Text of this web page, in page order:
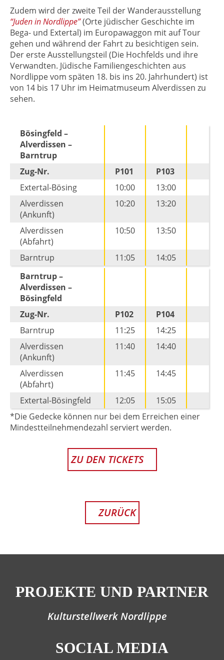
Zudem wird der zweite Teil der Wanderausstellung
“Juden in Nordlippe”(Orte jüdischer Geschichte im
Bega- und Extertal) im Europawaggon mit auf Tour
gehen und während der Fahrt zu besichtigen sein.
Der erste Ausstellungsteil (Die Hochfelds und ihre
Verwandten. Jüdische Familiengeschichten aus
Nordlippe vom späten 18. bis ins 20. Jahrhundert) ist
von 14 bis 17 Uhr im Heimatmuseum Alverdissen zu
sehen.
Bösingfeld –
Alverdissen –
Barntrup
Zug-Nr.
P101
P103
Extertal-Bösing
10:00
13:00
Alverdissen
(Ankunft)
10:20 13:20
Alverdissen
(Abfahrt)
10:50 13:50
Barntrup 11:05
14:05
Barntrup –
Alverdissen –
Bösingfeld
Zug-Nr.
P102
P104
Barntrup
11:25
14:25
Alverdissen
(Ankunft)
11:40 14:40
Alverdissen
(Abfahrt)
11:45 14:45
Extertal-Bösingfeld 12:05
15:05
*Die Gedecke können nur bei dem Erreichen einer
Mindestteilnehmendezahl serviert werden.
ZU DEN TICKETS
ZURÜCK
PROJEKTE UND PARTNER
Kulturstellwerk Nordlippe
SOCIAL MEDIA